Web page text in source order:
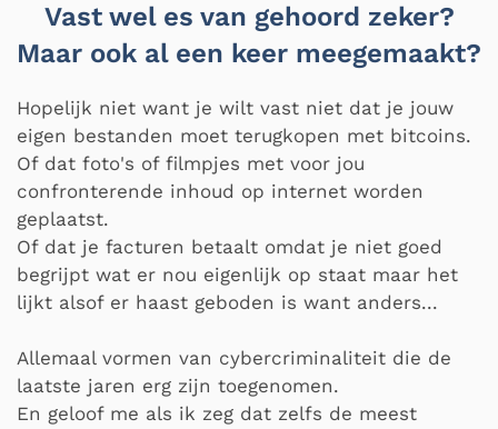
Vast wel es van gehoord zeker?
Maar ook al een keer meegemaakt?
Hopelijk niet want je wilt vast niet dat je jouw
eigen bestanden moet terugkopen met bitcoins.
Of dat foto's of filmpjes met voor jou
confronterende inhoud op internet worden
geplaatst.
Of dat je facturen betaalt omdat je niet goed
begrijpt wat er nou eigenlijk op staat maar het
lijkt alsof er haast geboden is want anders...
Allemaal vormen van cybercriminaliteit die de
laatste jaren erg zijn toegenomen.
En geloof me als ik zeg dat zelfs de meest